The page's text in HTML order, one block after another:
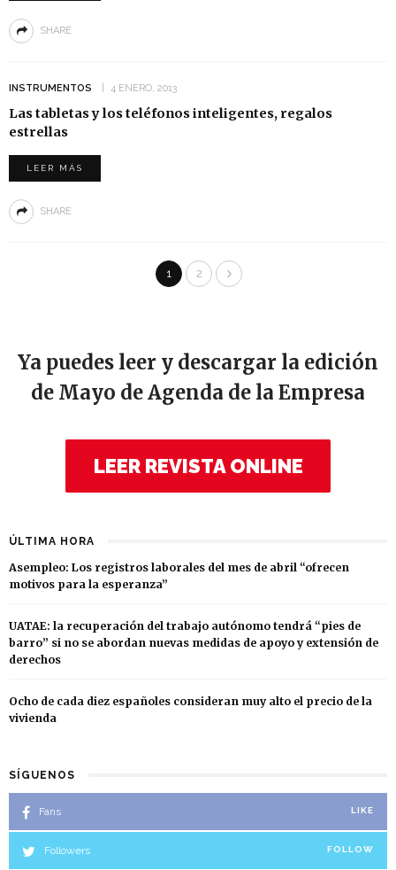
SHARE
INSTRUMENTOS 4 ENERO, 2013
Las tabletas y los teléfonos inteligentes, regalos
estrellas
LEER MÁS
SHARE
1 2
Ya puedes leer y descargar la edición
de Mayo de Agenda de la Empresa
LEER REVISTA ONLINE
ÚLTIMA HORA
Asempleo: Los registros laborales del mes de abril “ofrecen
motivos para la esperanza”
UATAE: la recuperación del trabajo autónomo tendrá “pies de
barro” si no se abordan nuevas medidas de apoyo y extensión de
derechos
Ocho de cada diez españoles consideran muy alto el precio de la
vivienda
SÍGUENOS
Fans LIKE
Followers FOLLOW